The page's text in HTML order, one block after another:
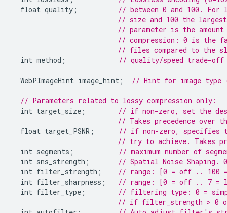
float quality ;
// between 0 and 100.
// size and 100 the
// parameter is the
// compression: 0 is the
// files compared to the
int method ; // quality/speed trade-off
WebPImageHint image_hint ; // Hint for image type
// Parameters related to lossy compression only:
int target_size ;
// if non-zero, set the
// Takes precedence over
float target_PSNR ;
// if non-zero, specifies
// try to achieve. Takes
int segments ;
// maximum number of
int sns_strength ;
// Spatial Noise Shaping.
int filter_strength ;
// range: [0 = off .. 100
int filter_sharpness ;
// range: [0 = off .. 7 =
int filter_type ;
// filtering type: 0 =
// if filter_strength > 0